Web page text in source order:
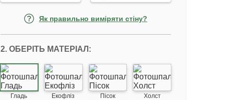
Як правильно виміряти стіну?
2. ОБЕРІТЬ МАТЕРІАЛ:
Гладь Екофліз Пісок Холст